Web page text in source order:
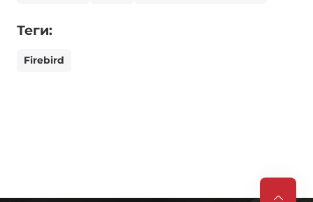
Теги:
Firebird